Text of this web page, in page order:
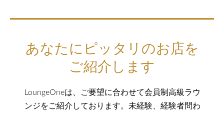
あなたにピッタリのお店を
ご紹介します
LoungeOneは、ご要望に合わせて会員制高級ラウ
ンジをご紹介しております。未経験、経験者問わ